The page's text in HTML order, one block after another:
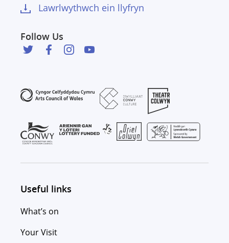
Lawrlwythwch ein llyfryn
Follow Us
Useful links
What’s on
Your Visit